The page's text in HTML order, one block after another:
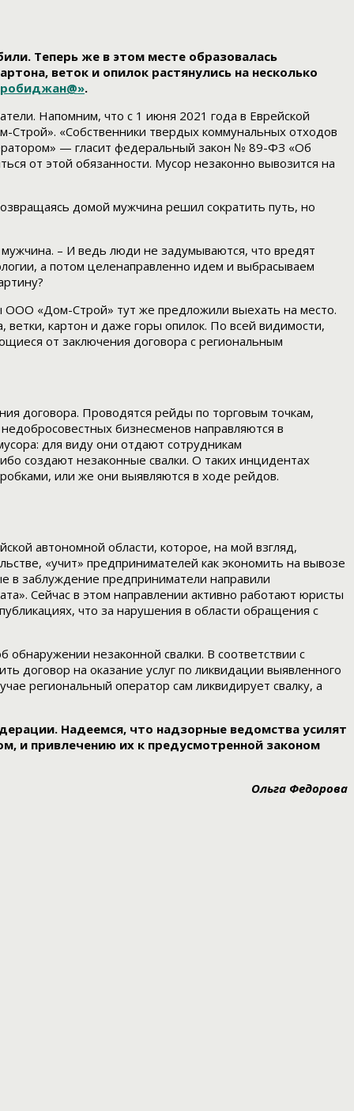
Теперь же в этом месте образовалась
веток и опилок растянулись на несколько
.
Напомним, что с 1 июня 2021 года в Еврейской
«Собственники твердых коммунальных отходов
— гласит федеральный закон № 89-ФЗ «Об
от этой обязанности. Мусор незаконно вывозится на
домой мужчина решил сократить путь, но
– И ведь люди не задумываются, что вредят
а потом целенаправленно идем и выбрасываем
ООО «Дом-Строй» тут же предложили выехать на место.
ветки, картон и даже горы опилок. По всей видимости,
от заключения договора с региональным
договора. Проводятся рейды по торговым точкам,
бизнесменов направляются в
для виду они отдают сотрудникам
создают незаконные свалки. О таких инцидентах
или же они выявляются в ходе рейдов.
автономной области, которое, на мой взгляд,
«учит» предпринимателей как экономить на вывозе
в заблуждение предприниматели направили
Сейчас в этом направлении активно работают юристы
что за нарушения в области обращения с
обнаружении незаконной свалки. В соответствии с
договор на оказание услуг по ликвидации выявленного
региональный оператор сам ликвидирует свалку, а
Надеемся, что надзорные ведомства усилят
и привлечению их к предусмотренной законом
Ольга Федорова